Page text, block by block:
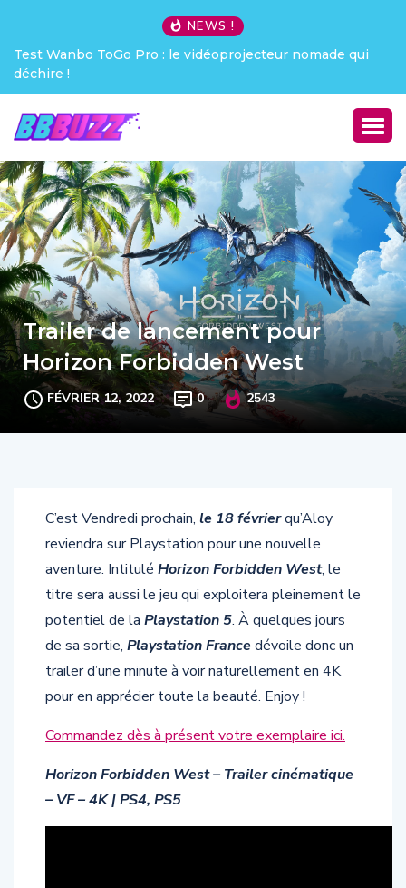
NEWS !
Test Wanbo ToGo Pro : le vidéoprojecteur nomade qui
déchire !
Trailer de lancement pour
Horizon Forbidden West
FÉVRIER 12, 2022 0 2543
C’est Vendredi prochain, le 18 févrierqu’Aloy
reviendra sur Playstation pour une nouvelle
aventure. Intitulé Horizon Forbidden West, le
titre sera aussi le jeu qui exploitera pleinement le
potentiel de la Playstation 5. À quelques jours
de sa sortie, Playstation Francedévoile donc un
trailer d’une minute à voir naturellement en 4K
pour en apprécier toute la beauté. Enjoy !
Commandez dès à présent votre exemplaire ici.
Horizon Forbidden West – Trailer cinématique
– VF – 4K | PS4, PS5